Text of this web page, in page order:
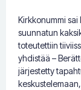
Kirkkonummi
suunnatun
toteutettiin
yhdistää –
järjestetty